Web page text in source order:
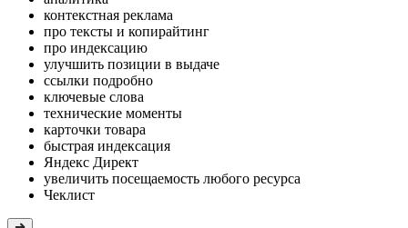
контекстная реклама
про тексты и копирайтинг
про индексацию
улучшить позиции в выдаче
ссылки подробно
ключевые слова
технические моменты
карточки товара
быстрая индексация
Яндекс Директ
увеличить посещаемость любого ресурса
Чеклист